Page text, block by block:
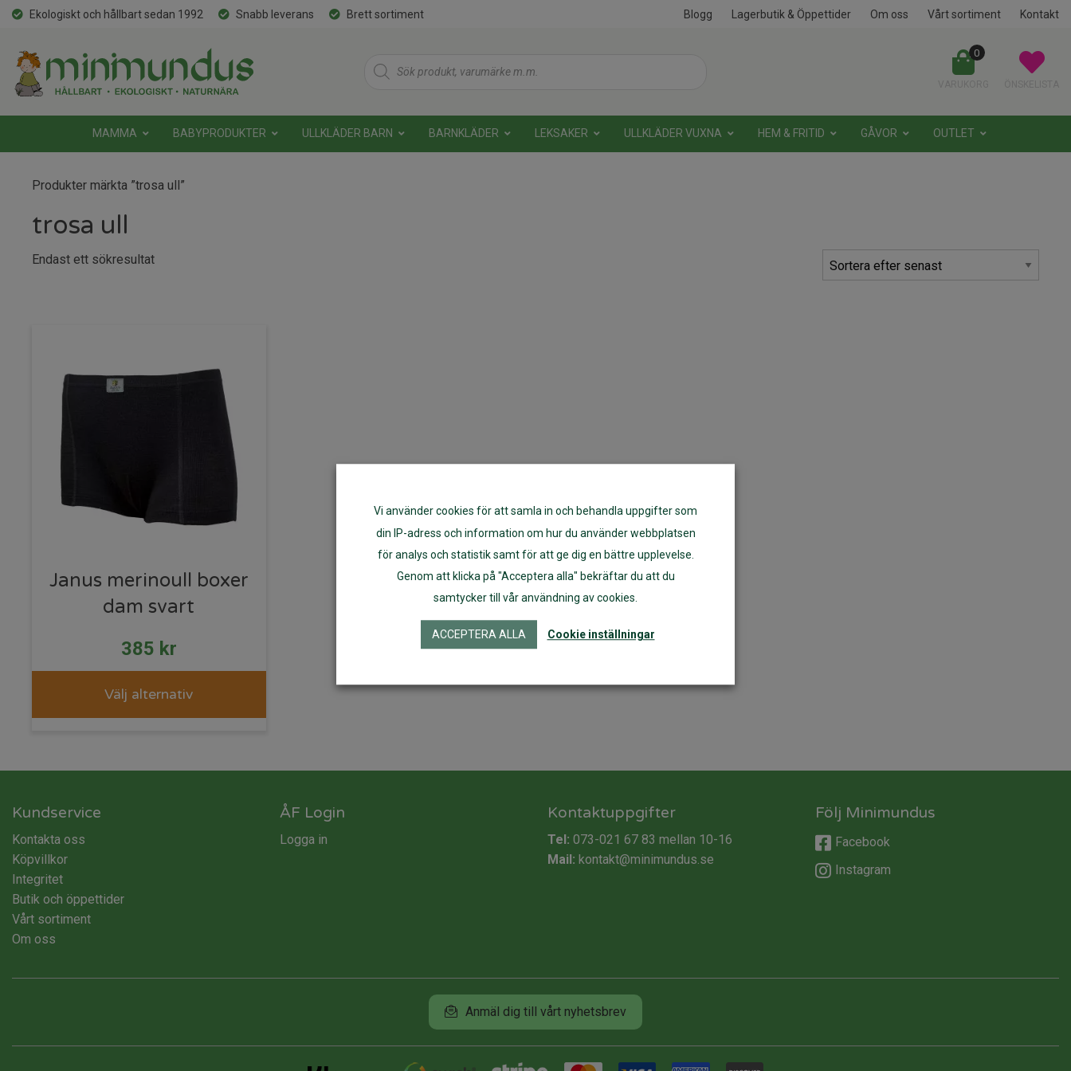
Ekologiskt och hållbart sedan 1992 Snabb leverans Brett sortiment Blogg Lagerbutik & Öppettider Om oss Vårt sortiment Kontakt
Products
search
0
MAMMA BABYPRODUKTER ULLKLÄDER BARN BARNKLÄDER LEKSAKER ULLKLÄDER VUXNA HEM & FRITID GÅVOR OUTLET
Produkter märkta ”trosa ull”
trosa ull
Endast ett sökresultat
Janus merinoull boxer
dam svart
385 kr
Välj alternativ
Kundservice
Kontakta oss
Köpvillkor
Integritet
Butik och öppettider
Vårt sortiment
Om oss
ÅF Login
Logga in
Kontaktuppgifter
Tel: 073-021 67 83 mellan 10-16
Mail: kontakt@minimundus.se
Följ Minimundus
Facebook
Instagram
Anmäl dig till vårt nyhetsbrev
Vi använder cookies för att samla in och behandla uppgifter som
din IP-adress och information om hur du använder webbplatsen
för analys och statistik samt för att ge dig en bättre upplevelse.
Genom att klicka på "Acceptera alla" bekräftar du att du
samtycker till vår användning av cookies.
ACCEPTERA ALLA Cookie inställningar